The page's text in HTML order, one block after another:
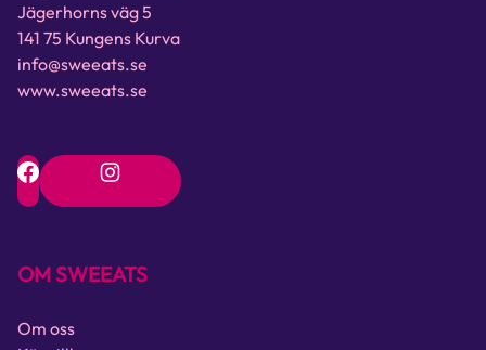
Jägerhorns väg 5
141 75 Kungens Kurva
info@sweeats.se
www.sweeats.se
OM SWEEATS
Om oss